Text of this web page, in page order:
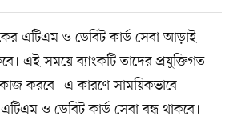
এটিএম ও ডেবিট কার্ড সেবা আড়াই
এই সময়ে ব্যাংকটি তাদের প্রযুক্তিগত
করবে। এ কারণে সাময়িকভাবে
ও ডেবিট কার্ড সেবা বন্ধ থাকবে।